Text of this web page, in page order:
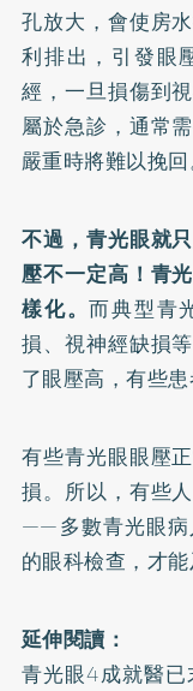
孔放大，會使房
利排出，引發眼
經，一旦損傷到
屬於急診，通常
嚴重時將難以挽回
不過，青光眼就
壓不一定高！青
樣化。而典型青
損、視神經缺損
了眼壓高，有些
有些青光眼眼壓
損。所以，有些
——多數青光眼病
的眼科檢查，才能
延伸閱讀：
青光眼4成就醫